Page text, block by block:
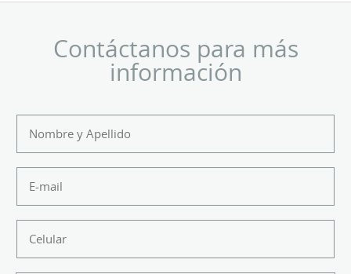
Contáctanos para más
información